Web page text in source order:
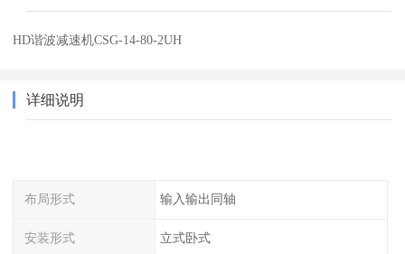
HD谐波减速机CSG-14-80-2UH
详细说明
布局形式 输入输出同轴
安装形式 立式卧式